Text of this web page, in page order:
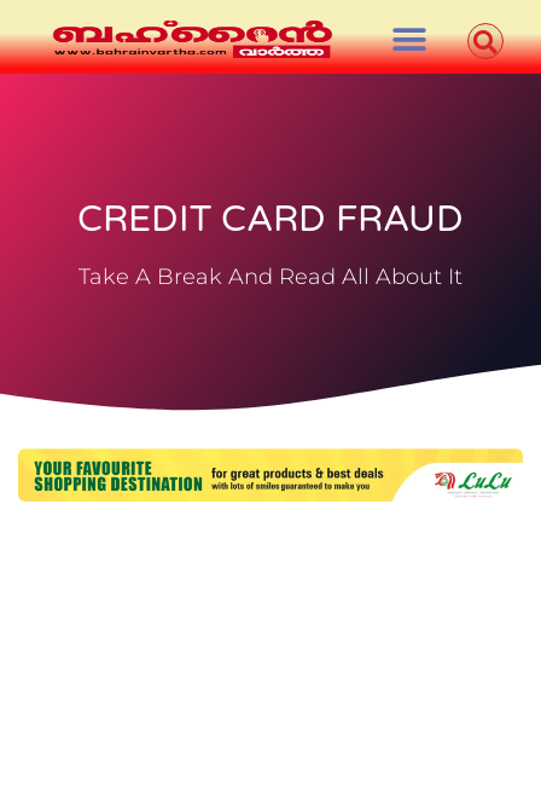
CREDIT CARD FRAUD
Take A Break And Read All About It